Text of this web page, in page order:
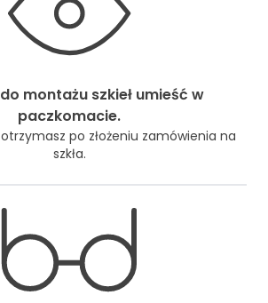
montażu szkieł umieść w
paczkomacie.
po złożeniu zamówienia na
szkła.